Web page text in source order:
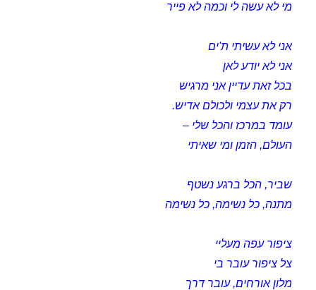
מי לא עשה לי וכמה לא פייר
אני לא עשיתי ת'ים
אני לא יודע לאן
בכל זאת עדיין אני מרגיש
רק את עצמי ולכולם אדיש.
עומד במרכז והכל שלי –
העולם, הזמן ומי שאיתי
שביר, הכל ברגע נשטף
מתנה, כל נשימה, כל נשימה
ציפור עפה מעליי
צל ציפור עובר בי
מלון אורחים, עובר דרך